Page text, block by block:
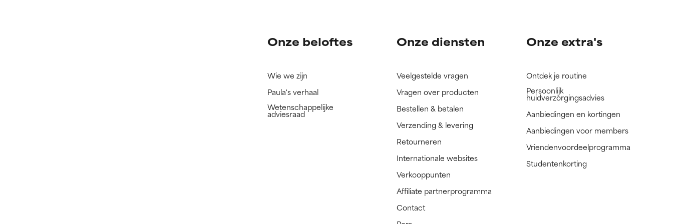
Onze beloftes
Wie we zijn
Paula's verhaal
Wetenschappelijke
adviesraad
Onze diensten
Veelgestelde vragen
Vragen over producten
Bestellen & betalen
Verzending & levering
Retourneren
Internationale websites
Verkooppunten
Affiliate partnerprogramma
Contact
Onze extra's
Ontdek je routine
Persoonlijk
huidverzorgingsadvies
Aanbiedingen en kortingen
Aanbiedingen voor members
Vriendenvoordeelprogramma
Studentenkorting